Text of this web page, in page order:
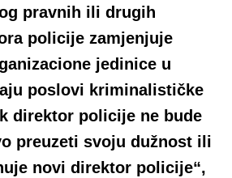
pravnih ili drugih
policije zamjenjuje
jedinice u
poslovi kriminalističke
direktor policije ne bude
preuzeti svoju dužnost ili
novi direktor policije“,